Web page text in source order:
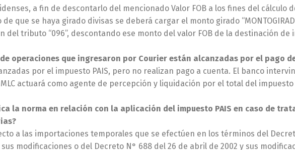
a fin de descontarlo del mencionado Valor FOB a los fines del cálculo
de que se haya girado divisas se deberá cargar el monto girado
del tributo “096”, descontando ese monto del valor FOB de la destinación de
operaciones que ingresaron por Courier están alcanzadas por el pago
por el impuesto PAIS, pero no realizan pago a cuenta. El banco
actuará como agente de percepción y liquidación por el total del impuesto
la norma en relación con la aplicación del impuesto PAIS en caso de
a las importaciones temporales que se efectúen en los términos del
sus modificaciones o del Decreto N° 688 del 26 de abril de 2002 y sus